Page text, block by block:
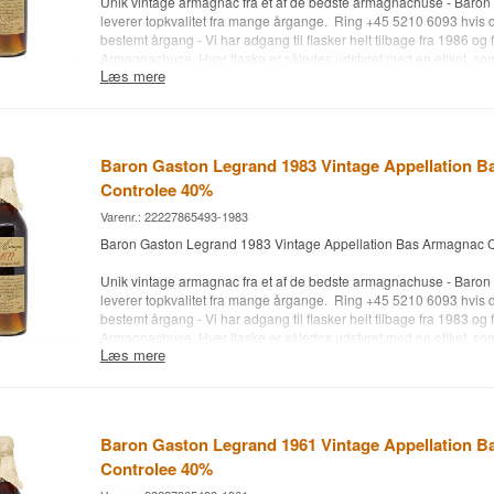
leverer topkvalitet fra mange årgange. Ring +45 5210 6093 hvis
bestemt årgang - Vi har adgang til flasker helt tilbage fra 1986 og
Armagnachuse. Hver flaske er således udstyret med en etiket,
årgang og oplysning om aftapningsdato. Ekstra prop + flot
medlem her.
Alc. styrke: 40 %
70 cl.
for 1 uge.
Læs mere
Baron Gaston Legrand 1983 Vintage Appellation
Controlee 40%
Varenr.: 22227865493-1983
Baron Gaston Legrand 1983 Vintage Appellation Bas Armagnac
Unik vintage armagnac fra et af de bedste armagnachuse -
leverer topkvalitet fra mange årgange. Ring +45 5210 6093 hvis
bestemt årgang - Vi har adgang til flasker helt tilbage fra 1983 og
Armagnachuse. Hver flaske er således udstyret med en etiket,
årgang og oplysning om aftapningsdato. Ekstra prop + flot
medlem her.
Læs mere
Baron Gaston Legrand 1961 Vintage Appellation
Controlee 40%